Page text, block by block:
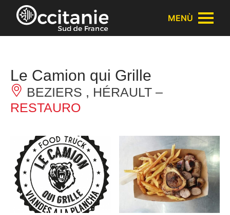
Pannello di gestione dei cookies
MENÙ
Le Camion qui Grille
BEZIERS , HÉRAULT –
RESTAURO